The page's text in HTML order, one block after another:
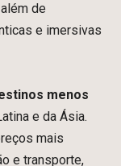
de
e imersivas
menos
e da Ásia.
mais
e transporte,